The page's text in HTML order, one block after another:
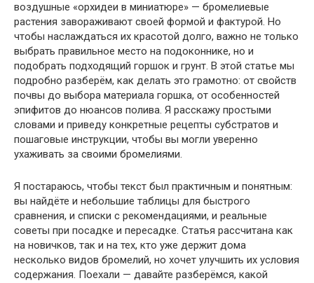
воздушные «орхидеи в миниатюре» — бромелиевые
растения завораживают своей формой и фактурой. Но
чтобы наслаждаться их красотой долго, важно не только
выбрать правильное место на подоконнике, но и
подобрать подходящий горшок и грунт. В этой статье мы
подробно разберём, как делать это грамотно: от свойств
почвы до выбора материала горшка, от особенностей
эпифитов до нюансов полива. Я расскажу простыми
словами и приведу конкретные рецепты субстратов и
пошаговые инструкции, чтобы вы могли уверенно
ухаживать за своими бромелиями.
Я постараюсь, чтобы текст был практичным и понятным:
вы найдёте и небольшие таблицы для быстрого
сравнения, и списки с рекомендациями, и реальные
советы при посадке и пересадке. Статья рассчитана как
на новичков, так и на тех, кто уже держит дома
несколько видов бромелий, но хочет улучшить их условия
содержания. Поехали — давайте разберёмся, какой